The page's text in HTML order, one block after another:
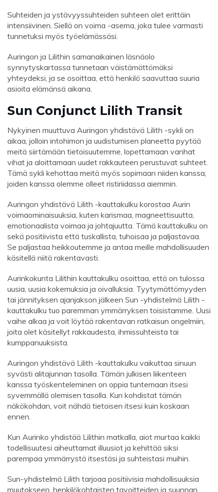
Suhteiden ja ystävyyssuhteiden suhteen olet erittäin
intensiivinen. Siellä on voima -asema, joka tulee varmasti
tunnetuksi myös työelämässäsi.
Auringon ja Lilithin samanaikainen läsnäolo
synnytyskartassa tunnetaan väistämättömäksi
yhteydeksi, ja se osoittaa, että henkilö saavuttaa suuria
asioita elämänsä aikana.
Sun Conjunct Lilith Transit
Nykyinen muuttuva Auringon yhdistävä Lilith -sykli on
aikaa, jolloin intohimon ja uudistumisen planeetta pyytää
meitä siirtämään tietoisuutemme, lopettamaan vanhat
vihat ja aloittamaan uudet rakkauteen perustuvat suhteet.
Tämä sykli kehottaa meitä myös sopimaan niiden kanssa,
joiden kanssa olemme olleet ristiriidassa aiemmin.
Auringon yhdistävä Lilith -kauttakulku korostaa Aurin
voimaominaisuuksia, kuten karismaa, magneettisuutta,
emotionaalista voimaa ja johtajuutta. Tämä kauttakulku on
sekä positiivista että tuskallista, tuhoisaa ja paljastavaa.
Se paljastaa heikkoutemme ja antaa meille mahdollisuuden
käsitellä niitä rakentavasti.
Aurinkokunta Lilithin kauttakulku osoittaa, että on tulossa
uusia, uusia kokemuksia ja oivalluksia. Tyytymättömyyden
tai jännityksen ajanjakson jälkeen Sun -yhdistelmä Lilith -
kauttakulku tuo paremman ymmärryksen toisistamme. Uusi
vaihe alkaa ja voit löytää rakentavan ratkaisun ongelmiin,
joita olet käsitellyt rakkaudesta, ihmissuhteista tai
kumppanuuksista.
Auringon yhdistävä Lilith -kauttakulku vaikuttaa sinuun
syvästi alitajunnan tasolla. Tämän julkisen liikenteen
kanssa työskenteleminen on oppia tuntemaan itsesi
syvemmällä olemisen tasolla. Kun kohdistat tämän
näkökohdan, voit nähdä tietoisen itsesi kuin koskaan
ennen.
Kun Aurinko yhdistää Lilithin matkalla, aiot murtaa kaikki
todellisuutesi aiheuttamat illuusiot ja kehittää siksi
parempaa ymmärrystä itsestäsi ja suhteistasi muihin.
Sun-yhdistelmä Lilith tarjoaa positiivisia mahdollisuuksia
muutokseen, henkilökohtaisten tavoitteiden ja suunnan